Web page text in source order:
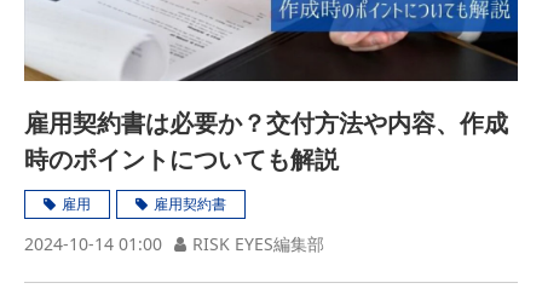
雇用契約書は必要か？交付方法や内容、作成
時のポイントについても解説
雇用 雇用契約書
2024-10-14 01:00 RISK EYES編集部